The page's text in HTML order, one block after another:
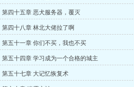
第四十五章 恶犬服务器，覆灭
第四十八章 林北大佬拉了啊
第五十一章 你们不买，我也不买
第五十四章 学习成为一个合格的城主
第五十七章 大记忆恢复术